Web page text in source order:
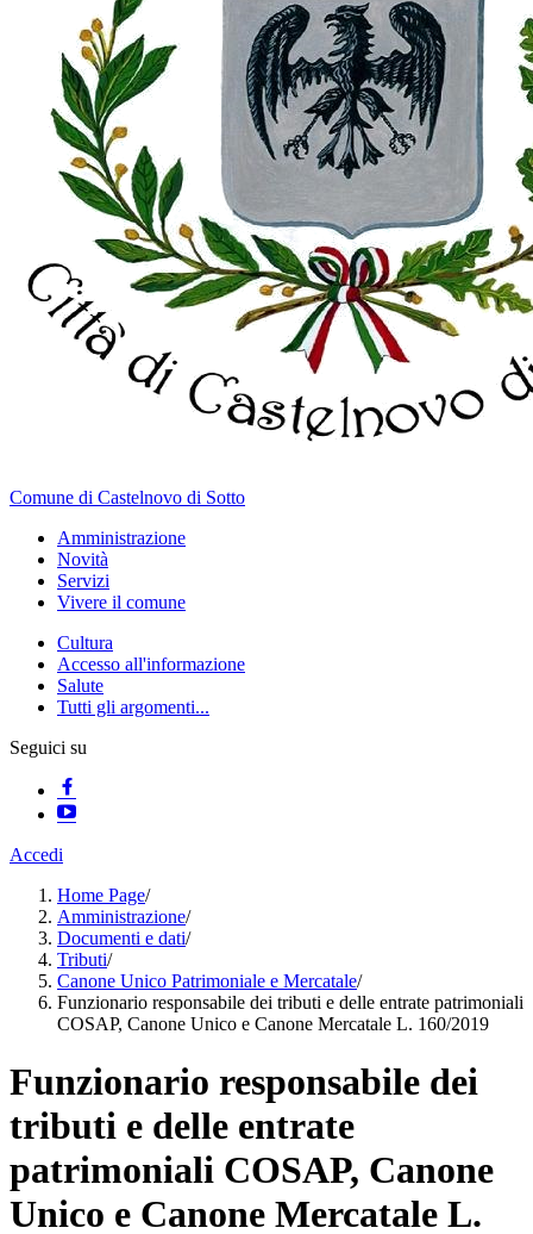
Comune di Castelnovo di Sotto
Amministrazione
Novità
Servizi
Vivere il comune
Cultura
Accesso all'informazione
Salute
Tutti gli argomenti...
Seguici su
Accedi
Home Page/
Amministrazione/
Documenti e dati/
Tributi/
Canone Unico Patrimoniale e Mercatale/
Funzionario responsabile dei tributi e delle entrate patrimoniali
COSAP, Canone Unico e Canone Mercatale L. 160/2019
Funzionario responsabile dei
tributi e delle entrate
patrimoniali COSAP, Canone
Unico e Canone Mercatale L.